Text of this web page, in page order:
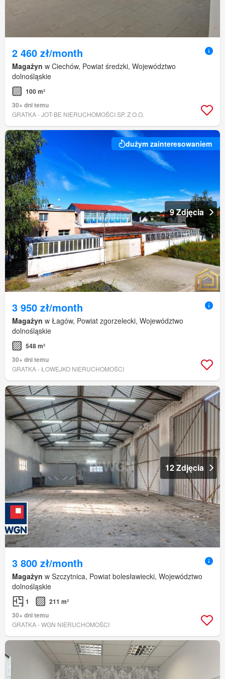
2 460 zł/month
Magażyn w Ciechów, Powiat średzki, Województwo
dolnośląskie
100 m²
30+ dni temu
GRATKA - JOT-BE NIERUCHOMOŚCI SP. Z O.O.
dużym zainteresowaniem
9 Zdjęcia
3 950 zł/month
Magażyn w Łagów, Powiat zgorzelecki, Województwo
dolnośląskie
548 m²
30+ dni temu
GRATKA - ŁOWEJKO NIERUCHOMOŚCI
12 Zdjęcia
3 800 zł/month
Magażyn w Szczytnica, Powiat bolesławiecki, Województwo
dolnośląskie
1
211 m²
30+ dni temu
GRATKA - WGN NIERUCHOMOŚCI